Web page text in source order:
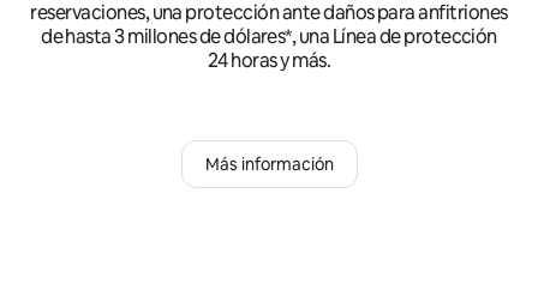
reservaciones, una protección ante daños para anfitriones
de hasta 3 millones de dólares*, una Línea de protección
24 horas y más.
Más información